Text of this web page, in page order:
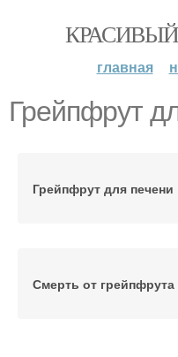
главная
Грейпфрут
Грейпфрут для печени
Смерть от грейпфрута